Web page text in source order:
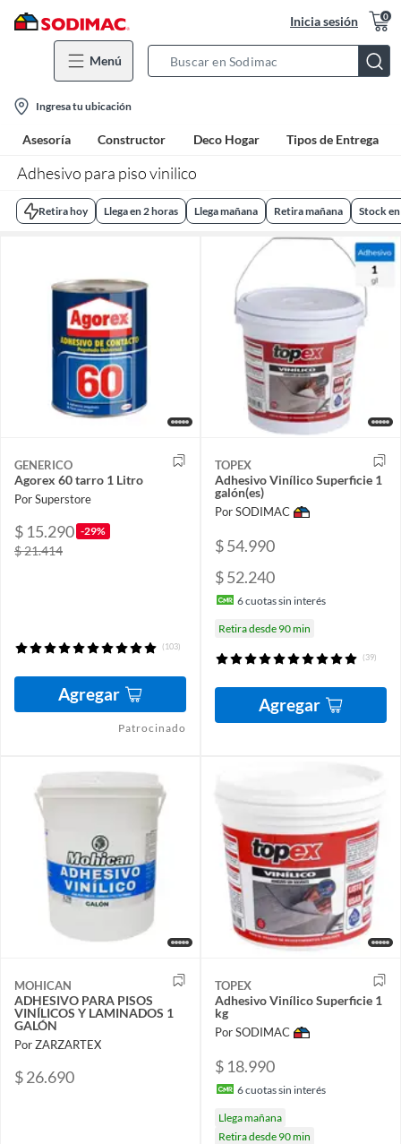
Inicia sesión 0
Menú
Bar
location-
icon
Ingresa tu ubicación
Asesoría Constructor Deco Hogar Tipos de Entrega
Adhesivo para piso vinilico
Retira hoy Llega en 2 horas Llega mañana Retira mañana Stock
GENERICO
Agorex 60 tarro 1 Litro
Por Superstore
$ 15.290 -29%
$ 21.414
(103)
Agregar
Patrocinado
TOPEX
Adhesivo Vinílico Superficie 1
galón(es)
Por SODIMAC
$ 54.990
$ 52.240
6cuotas sin interés
Retira desde 90 min
(39)
Agregar
MOHICAN
ADHESIVO PARA PISOS
VINÍLICOS Y LAMINADOS 1
GALÓN
Por ZARZARTEX
$ 26.690
TOPEX
Adhesivo Vinílico Superficie 1
kg
Por SODIMAC
$ 18.990
6cuotas sin interés
Llega mañana
Retira desde 90 min